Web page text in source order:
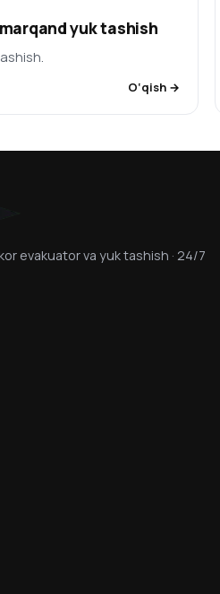
yuk tashish
O‘qish →
evakuator va yuk tashish · 24/7